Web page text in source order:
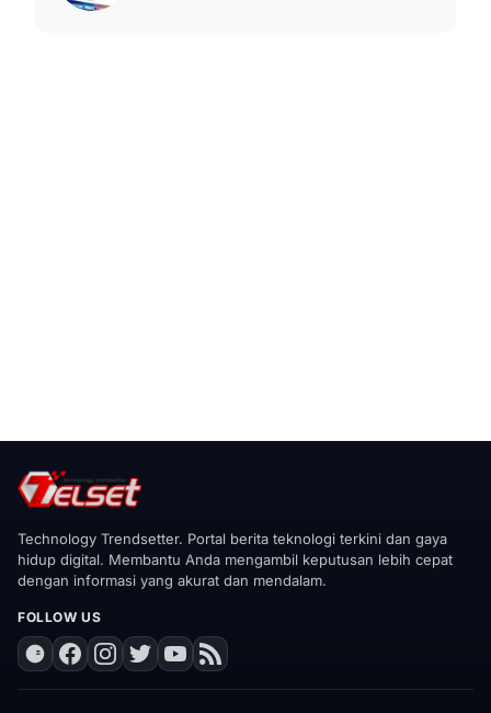
Technology Trendsetter. Portal berita teknologi terkini dan gaya
hidup digital. Membantu Anda mengambil keputusan lebih cepat
dengan informasi yang akurat dan mendalam.
FOLLOW US